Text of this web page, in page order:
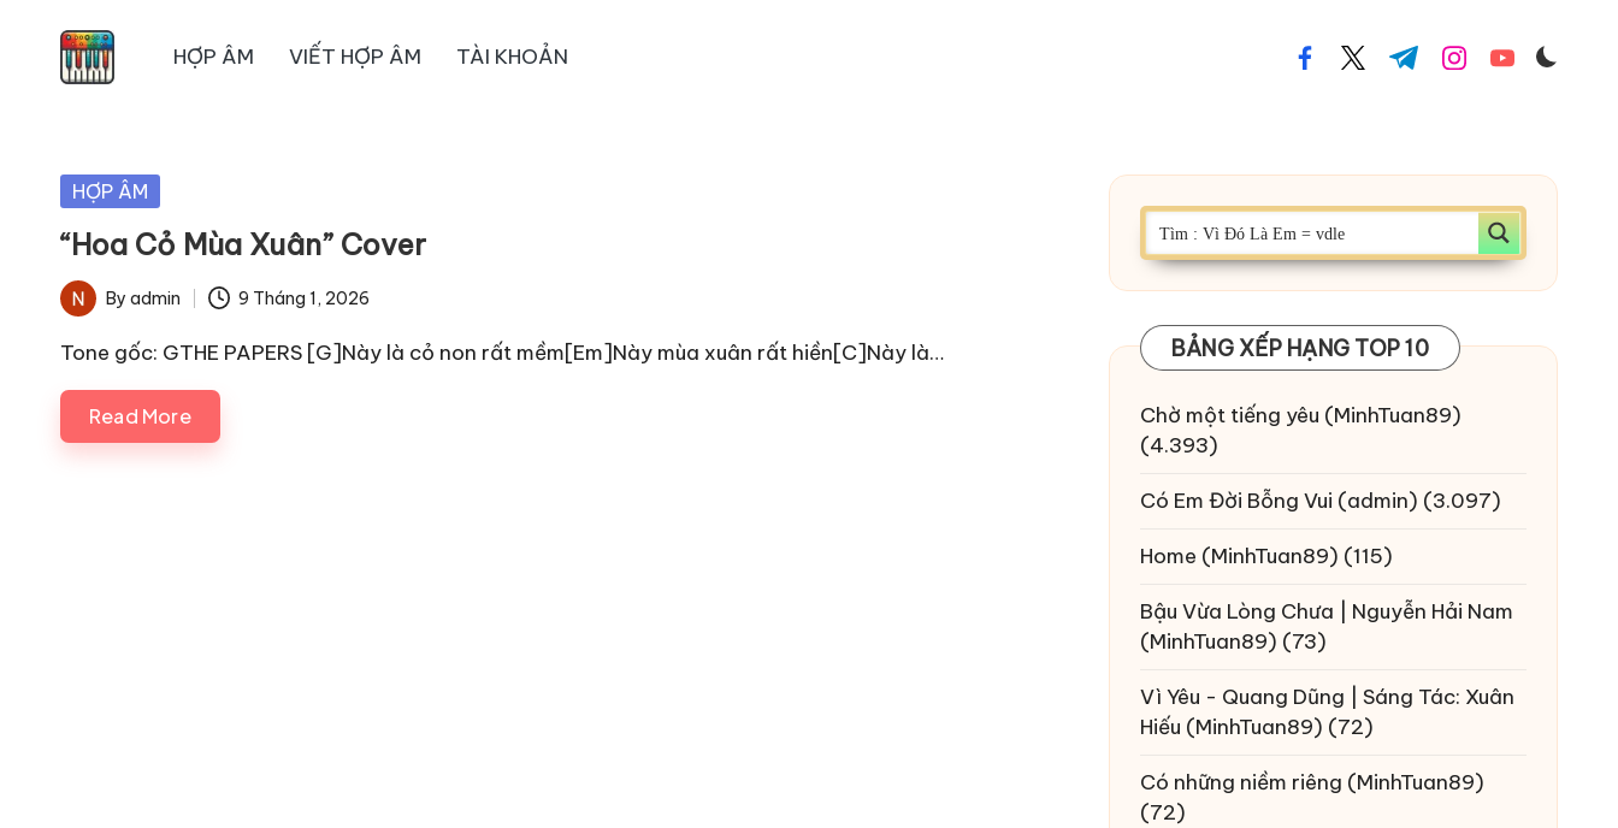
HỢP ÂM VIẾT HỢP ÂM TÀI KHOẢN facebook.com
twitter.com
t.me instagram.com
youtube.com
Posted
HỢP ÂM
“Hoa Cỏ Mùa Xuân” Cover
Posted
by
By admin 9 Tháng 1, 2026
Tone gốc: GTHE PAPERS [G]Này là cỏ non rất mềm[Em]Này mùa xuân rất hiền[C]Này là…
Read More
BẢNG XẾP HẠNG TOP 10
Chờ một tiếng yêu (MinhTuan89)
(4.393)
Có Em Đời Bỗng Vui (admin) (3.097)
Home (MinhTuan89) (115)
Bậu Vừa Lòng Chưa | Nguyễn Hải Nam
(MinhTuan89) (73)
Vì Yêu - Quang Dũng | Sáng Tác: Xuân
Hiếu (MinhTuan89) (72)
Có những niềm riêng (MinhTuan89)
(72)